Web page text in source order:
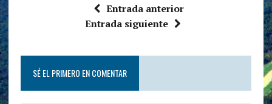
Entrada anterior
Entrada siguiente
SÉ EL PRIMERO EN COMENTAR